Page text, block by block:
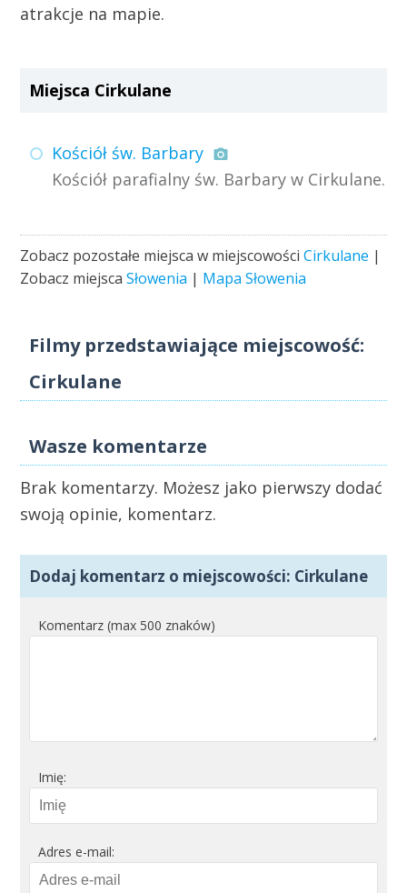
atrakcje na mapie.
Miejsca Cirkulane
Kościół św. Barbary
Kościół parafialny św. Barbary w Cirkulane.
Zobacz pozostałe miejsca w miejscowościCirkulane |
Zobacz miejscaSłowenia | Mapa Słowenia
Filmy przedstawiające miejscowość:
Cirkulane
Wasze komentarze
Brak komentarzy. Możesz jako pierwszy dodać
swoją opinie, komentarz.
Dodaj komentarz o miejscowości: Cirkulane
Komentarz (max 500 znaków)
Imię:
Adres e-mail: